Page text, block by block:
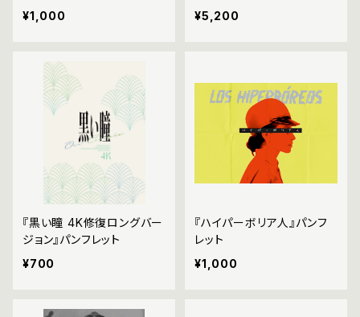
『クンストカメラ』パンフレッ
¥1,000
¥5,200
『黒い瞳 4K修復ロングバー
ジョン』パンフレット
¥700
『ハイパーボリア人』パンフ
レット
¥1,000